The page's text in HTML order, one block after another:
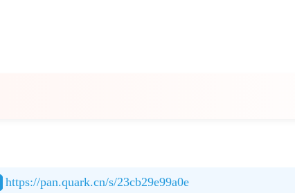
https://pan.quark.cn/s/23cb29e99a0e